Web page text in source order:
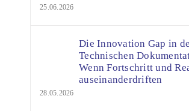
25.06.2026
Die Innovation Gap in
Technischen
Wenn Fortschritt und
auseinanderdriften
28.05.2026